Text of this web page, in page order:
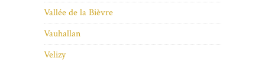
Vallée de la Bièvre
Vauhallan
Velizy